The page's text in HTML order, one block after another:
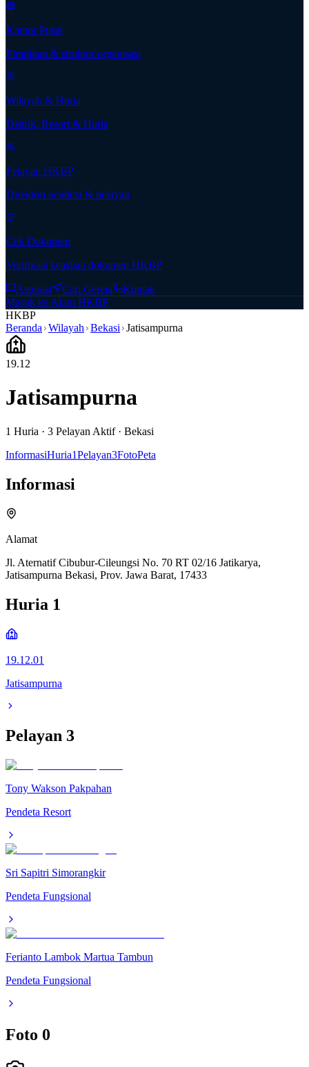
Kantor Pusat
Pimpinan & struktur organisasi
Wilayah & Huria
Distrik, Resort & Huria
Pelayan HKBP
Direktori pendeta & pelayan
Cek Dokumen
Verifikasi keaslian dokumen HKBP
Aspirasi Cari Gereja
Kontak
Masuk ke Akun HKBP
HKBP
Beranda Wilayah Bekasi Jatisampurna
19.12
Jatisampurna
1 Huria · 3 Pelayan Aktif· Bekasi
InformasiHuria1Pelayan3FotoPeta
Informasi
Alamat
Jl. Aternatif Cibubur-Cileungsi No. 70 RT 02/16 Jatikarya,
Jatisampurna Bekasi, Prov. Jawa Barat, 17433
Huria 1
19.12.01
Jatisampurna
Pelayan 3
Tony Wakson Pakpahan
Pendeta Resort
Sri Sapitri Simorangkir
Pendeta Fungsional
Ferianto Lambok Martua Tambun
Pendeta Fungsional
Foto 0